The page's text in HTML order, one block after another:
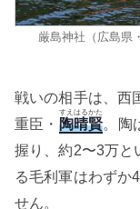
厳島神社（広島県
戦いの相手は、西
重臣・ 陶晴賢
すえはるかた
。陶
握り、約2〜3万と
る毛利軍はわずか
せん。